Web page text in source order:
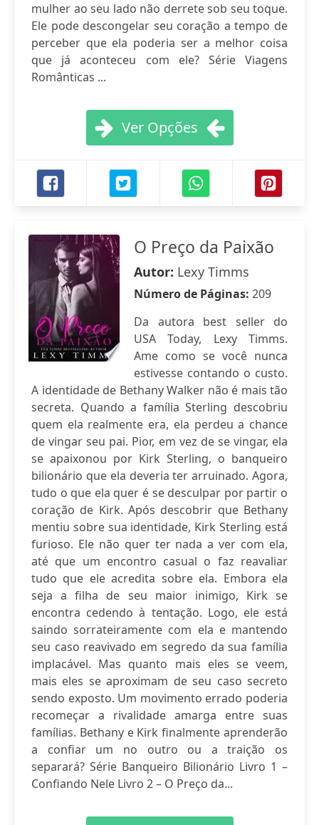
mulher ao seu lado não derrete sob seu toque.
Ele pode descongelar seu coração a tempo de
perceber que ela poderia ser a melhor coisa
que já aconteceu com ele? Série Viagens
Românticas ...
Ver Opções
O Preço da Paixão
Autor: Lexy Timms
Número de Páginas: 209
Da autora best seller do
USA Today, Lexy Timms.
Ame como se você nunca
estivesse contando o custo.
A identidade de Bethany Walker não é mais tão
secreta. Quando a família Sterling descobriu
quem ela realmente era, ela perdeu a chance
de vingar seu pai. Pior, em vez de se vingar, ela
se apaixonou por Kirk Sterling, o banqueiro
bilionário que ela deveria ter arruinado. Agora,
tudo o que ela quer é se desculpar por partir o
coração de Kirk. Após descobrir que Bethany
mentiu sobre sua identidade, Kirk Sterling está
furioso. Ele não quer ter nada a ver com ela,
até que um encontro casual o faz reavaliar
tudo que ele acredita sobre ela. Embora ela
seja a filha de seu maior inimigo, Kirk se
encontra cedendo à tentação. Logo, ele está
saindo sorrateiramente com ela e mantendo
seu caso reavivado em segredo da sua família
implacável. Mas quanto mais eles se veem,
mais eles se aproximam de seu caso secreto
sendo exposto. Um movimento errado poderia
recomeçar a rivalidade amarga entre suas
famílias. Bethany e Kirk finalmente aprenderão
a confiar um no outro ou a traição os
separará? Série Banqueiro Bilionário Livro 1 –
Confiando Nele Livro 2 – O Preço da...